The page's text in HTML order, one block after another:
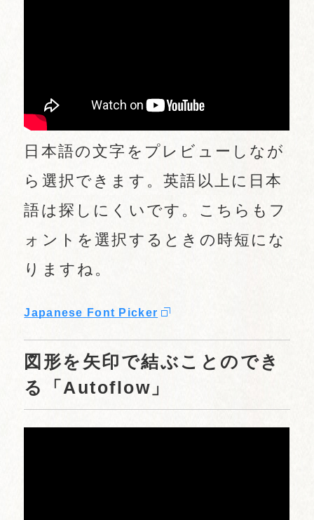
日本語の文字をプレビューしなが
ら選択できます。英語以上に日本
語は探しにくいです。こちらもフ
ォントを選択するときの時短にな
りますね。
Japanese Font Picker
図形を矢印で結ぶことのでき
る「Autoflow」